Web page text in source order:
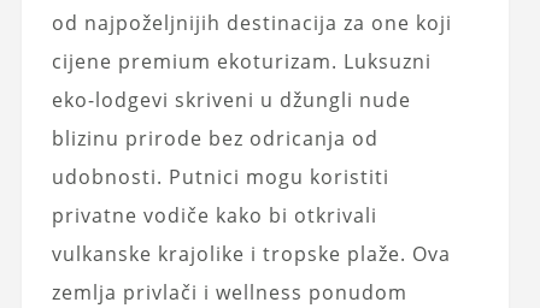
od najpoželjnijih destinacija za one koji
cijene premium ekoturizam. Luksuzni
eko-lodgevi skriveni u džungli nude
blizinu prirode bez odricanja od
udobnosti. Putnici mogu koristiti
privatne vodiče kako bi otkrivali
vulkanske krajolike i tropske plaže. Ova
zemlja privlači i wellness ponudom